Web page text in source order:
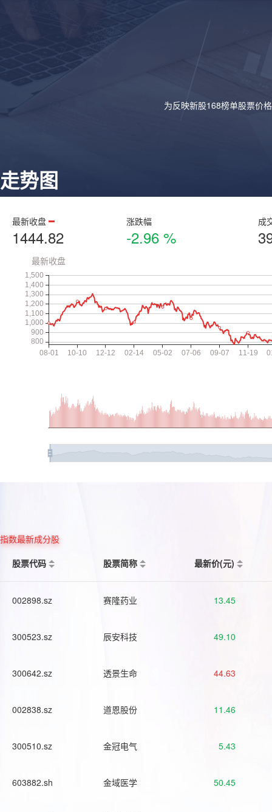
为反映新股168榜单股票价
走势图
最新收盘
1444.82
涨跌幅
-2.96 %
成
指数最新成分股
股票代码
股票简称 最新价(元)
002898.sz 赛隆药业 13.45
300523.sz 辰安科技 49.10
300642.sz 透景生命 44.63
002838.sz 道恩股份 11.46
300510.sz 金冠电气 5.43
603882.sh 金域医学 50.45